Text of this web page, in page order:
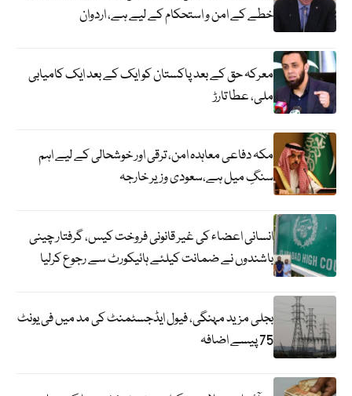
خطے کے امن و استحکام کے لیے ہے، اردوان
معرکہ حق کے بعد پاکستان کو ایک کے بعد ایک کامیابی
ملی، عطا تارڑ
مکہ دفاعی معاہدہ امن، ترقی اور خوشحالی کے لیے اہم
سنگِ میل ہے،سعودی وزیر خارجہ
انسانی اعضاء کی غیر قانونی فروخت کیس، گرفتار چینی
باشندوں نے ضمانت کیلئے ہائیکورٹ سے رجوع کرلیا
بجلی مزید مہنگی، فیول ایڈجسٹمنٹ کی مد میں فی یونٹ
75 پیسے اضافہ